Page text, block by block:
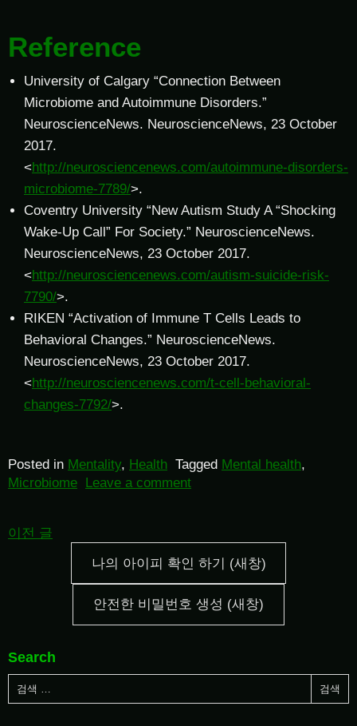
Reference
University of Calgary “Connection Between
Microbiome and Autoimmune Disorders.”
NeuroscienceNews. NeuroscienceNews, 23 October
2017.
<http://neurosciencenews.com/autoimmune-disorders-
microbiome-7789/>.
Coventry University “New Autism Study A “Shocking
Wake-Up Call” For Society.” NeuroscienceNews.
NeuroscienceNews, 23 October 2017.
<http://neurosciencenews.com/autism-suicide-risk-
7790/>.
RIKEN “Activation of Immune T Cells Leads to
Behavioral Changes.” NeuroscienceNews.
NeuroscienceNews, 23 October 2017.
<http://neurosciencenews.com/t-cell-behavioral-
changes-7792/>.
Posted in Mentality, Health Tagged Mental health,
Microbiome
Leave a comment
이전 글
나의 아이피 확인 하기 (새창)
안전한 비밀번호 생성 (새창)
Search